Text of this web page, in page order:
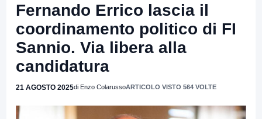
Fernando Errico lascia il
coordinamento politico di FI
Sannio. Via libera alla
candidatura
21 AGOSTO 2025di Enzo ColarussoARTICOLO VISTO 564 VOLTE